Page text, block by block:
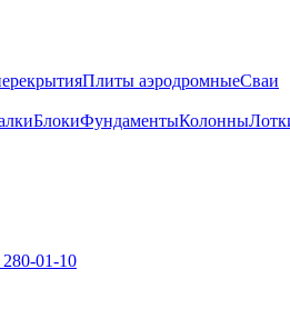
Плиты аэродромныеСваи
БлокиФундаментыКолонны
01-10